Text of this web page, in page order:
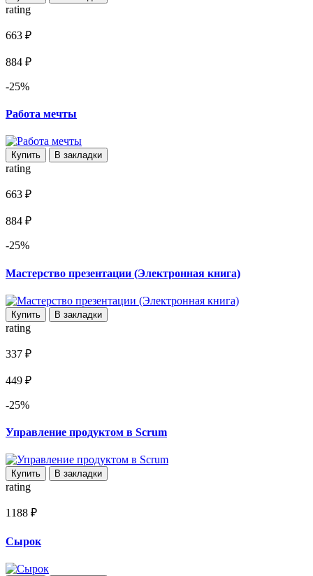
rating
663 ₽
884 ₽
-25%
Работа мечты
Купить В закладки
rating
663 ₽
884 ₽
-25%
Мастерство презентации (Электронная книга)
Купить В закладки
rating
337 ₽
449 ₽
-25%
Управление продуктом в Scrum
Купить В закладки
rating
1188 ₽
Сырок